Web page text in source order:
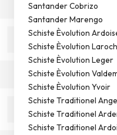
Santander Cobrizo
Santander Marengo
Schiste Èvolution
Schiste Èvolution
Schiste Èvolution Leger
Schiste Èvolution
Schiste Èvolution Yvoir
Schiste Traditionel
Schiste Traditionel
Schiste Traditionel